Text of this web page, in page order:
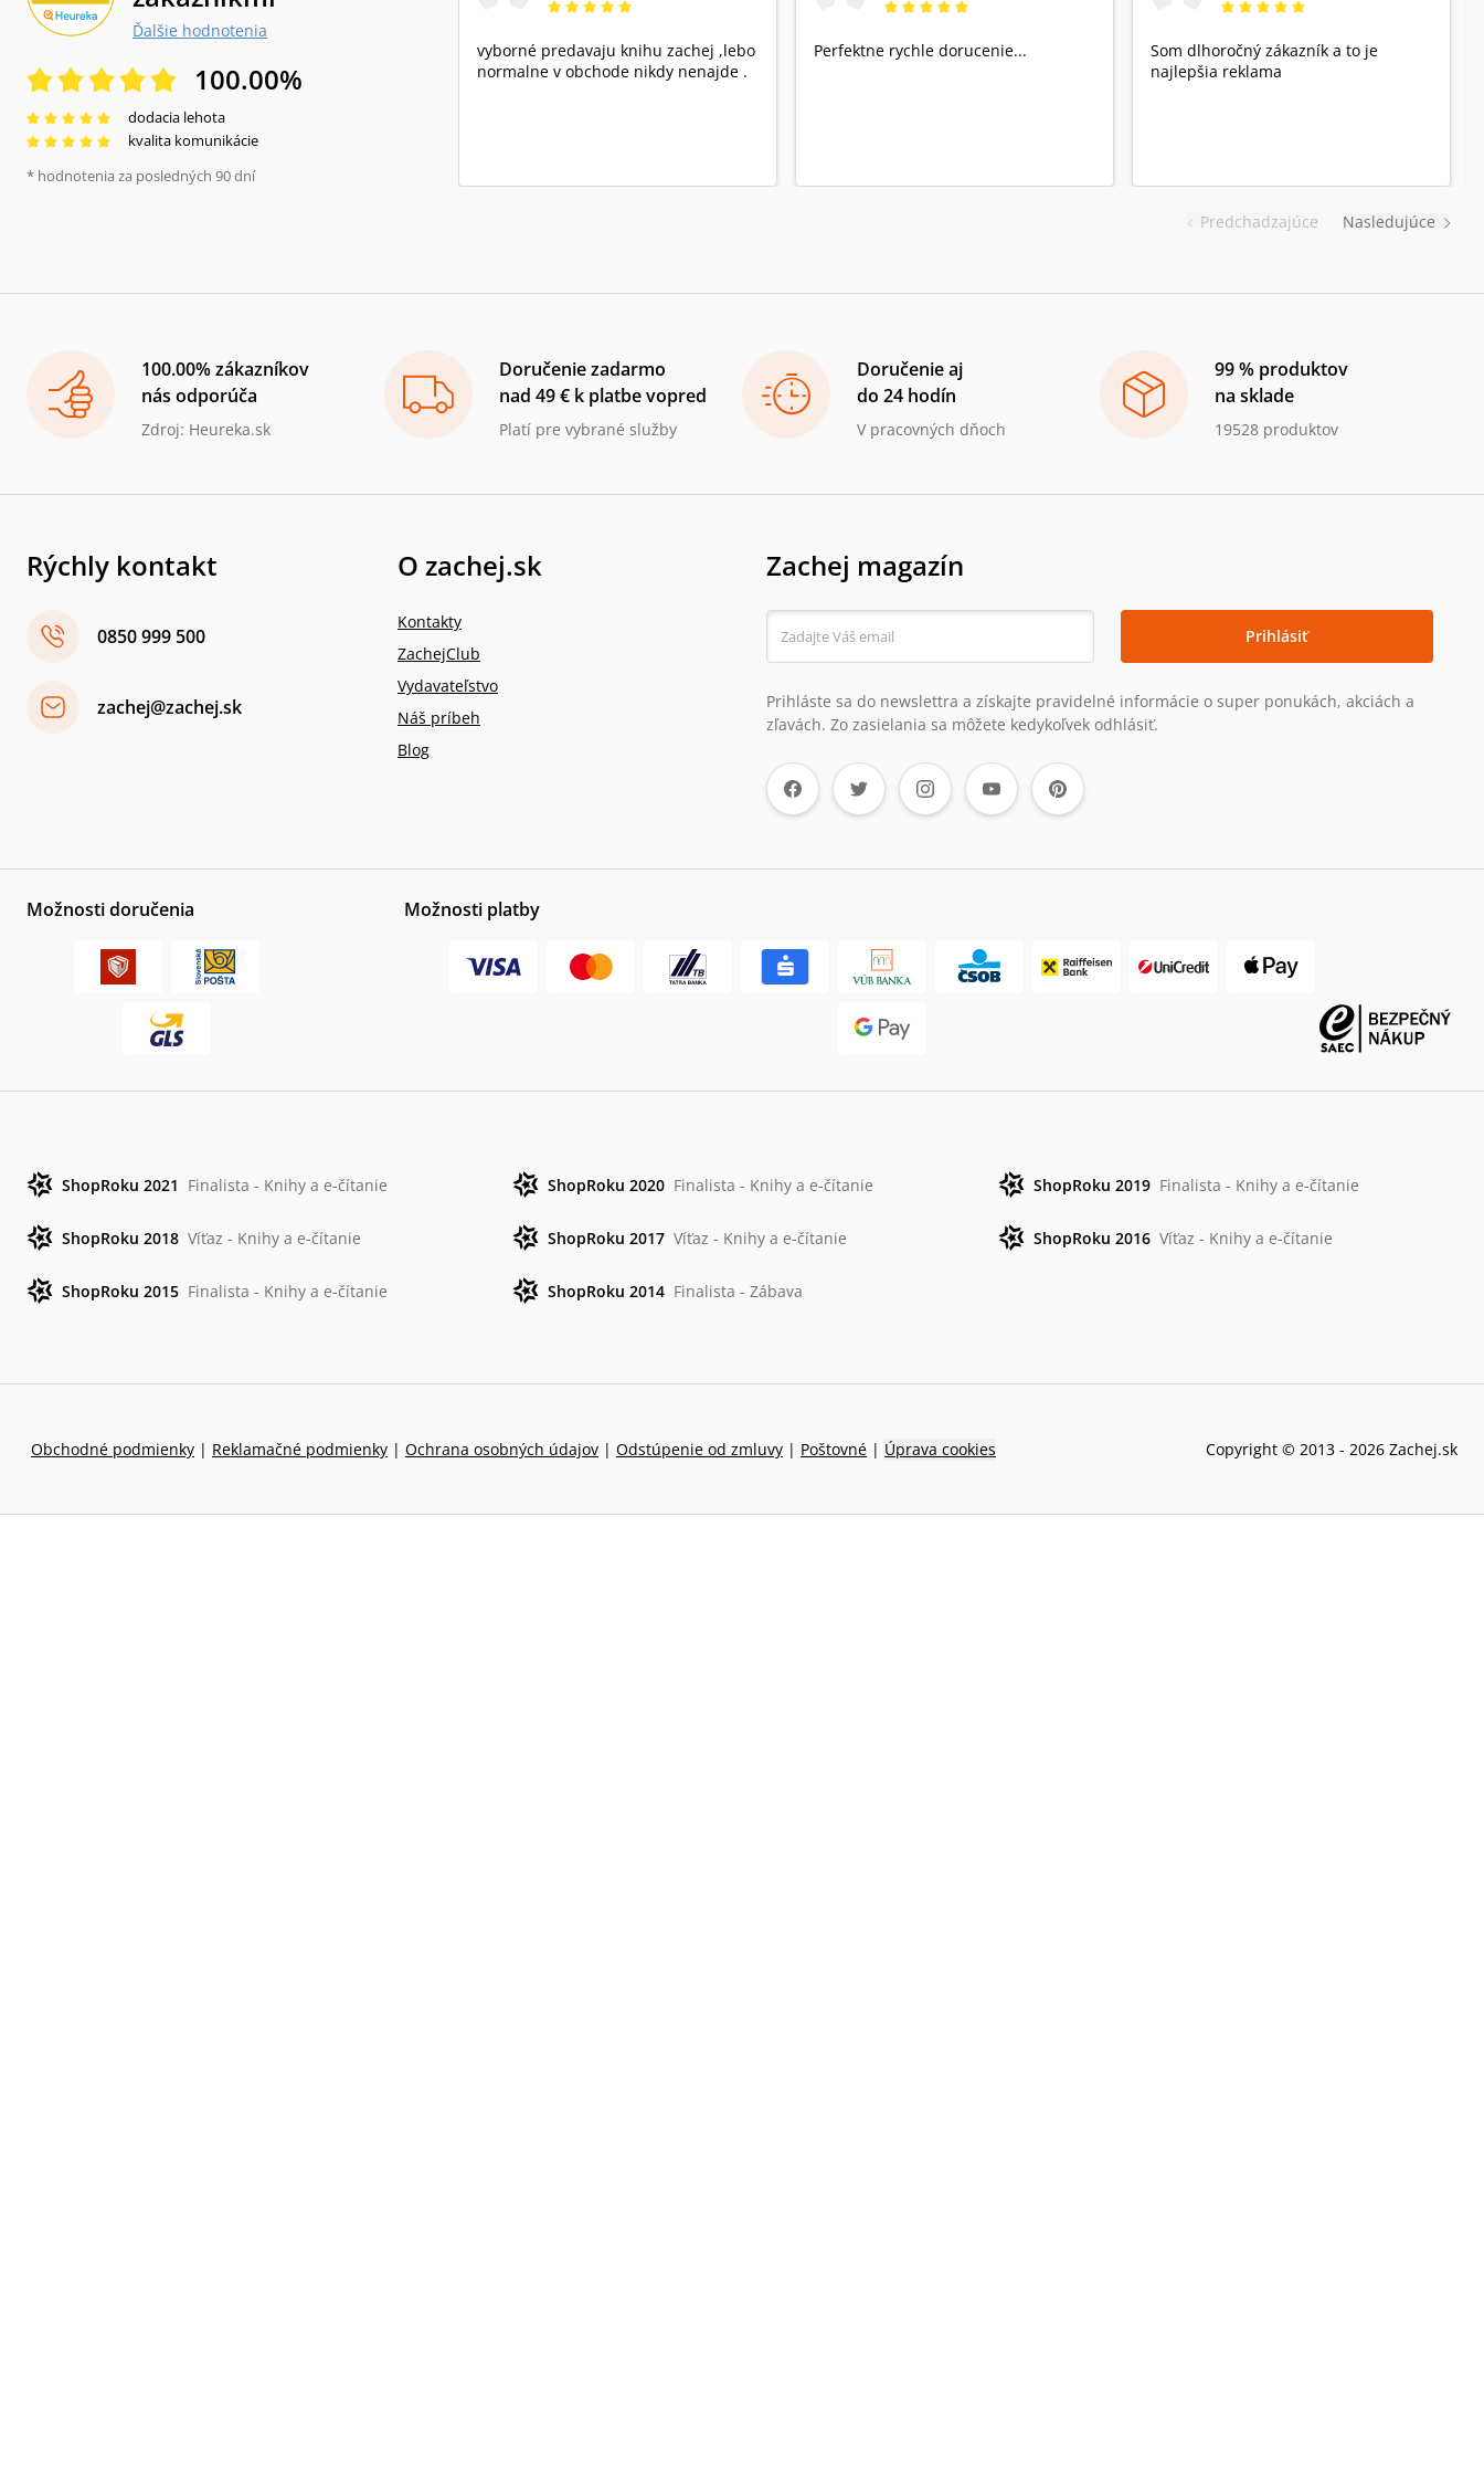
Ďalšie hodnotenia
100.00%
dodacia lehota
kvalita komunikácie
* hodnotenia za posledných 90 dní
Predchadzajúce
vyborné predavaju knihu zachej ,lebo
normalne v obchode nikdy nenajde .
Perfektne rychle dorucenie...
Som dlhoročný zákazník a to je
najlepšia reklama
Nasledujúce
100.00% zákazníkov
nás odporúča
Zdroj: Heureka.sk
Doručenie zadarmo
nad 49 € k platbe vopred
Platí pre vybrané služby
Doručenie aj
do 24 hodín
V pracovných dňoch
99 % produktov
na sklade
19528 produktov
Rýchly kontakt
0850 999 500
zachej@zachej.sk
O zachej.sk
Kontakty
ZachejClub
Vydavateľstvo
Náš príbeh
Blog
Zachej magazín
Prihlásiť
Prihláste sa do newslettra a získajte pravidelné informácie o super ponukách, akciách a
zľavách. Zo zasielania sa môžete kedykoľvek odhlásiť.
Možnosti doručenia Možnosti platby
ShopRoku 2021 Finalista - Knihy a e-čítanie ShopRoku 2020 Finalista - Knihy a e-čítanie ShopRoku 2019 Finalista - Knihy a e-čítanie
ShopRoku 2018 Víťaz - Knihy a e-čítanie ShopRoku 2017 Víťaz - Knihy a e-čítanie ShopRoku 2016 Víťaz - Knihy a e-čítanie
ShopRoku 2015 Finalista - Knihy a e-čítanie ShopRoku 2014 Finalista - Zábava
Obchodné podmienky | Reklamačné podmienky | Ochrana osobných údajov | Odstúpenie od zmluvy | Poštovné | Úprava cookies Copyright © 2013 - 2026 Zachej.sk